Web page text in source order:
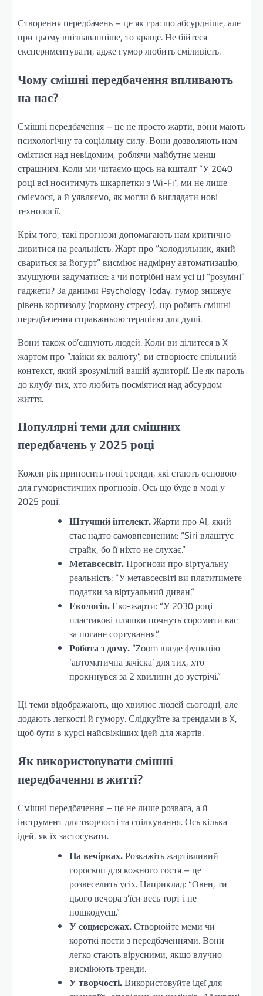
Створення передбачень – це як гра: що абсурдніше, але
при цьому впізнаванніше, то краще. Не бійтеся
експериментувати, адже гумор любить сміливість.
Чому смішні передбачення впливають
на нас?
Смішні передбачення – це не просто жарти, вони мають
психологічну та соціальну силу. Вони дозволяють нам
сміятися над невідомим, роблячи майбутнє менш
страшним. Коли ми читаємо щось на кшталт “У 2040
році всі носитимуть шкарпетки з Wi-Fi”, ми не лише
сміємося, а й уявляємо, як могли б виглядати нові
технології.
Крім того, такі прогнози допомагають нам критично
дивитися на реальність. Жарт про “холодильник, який
свариться за йогурт” висміює надмірну автоматизацію,
змушуючи задуматися: а чи потрібні нам усі ці “розумні”
гаджети? За даними Psychology Today, гумор знижує
рівень кортизолу (гормону стресу), що робить смішні
передбачення справжньою терапією для душі.
Вони також об’єднують людей. Коли ви ділитеся в X
жартом про “лайки як валюту”, ви створюєте спільний
контекст, який зрозумілий вашій аудиторії. Це як пароль
до клубу тих, хто любить посміятися над абсурдом
життя.
Популярні теми для смішних
передбачень у 2025 році
Кожен рік приносить нові тренди, які стають основою
для гумористичних прогнозів. Ось що буде в моді у
2025 році.
Штучний інтелект.Жарти про AI, який
стає надто самовпевненим: “Siri влаштує
страйк, бо її ніхто не слухає.”
Метавсесвіт.Прогнози про віртуальну
реальність: “У метавсесвіті ви платитимете
податки за віртуальний диван.”
Екологія.Еко-жарти: “У 2030 році
пластикові пляшки почнуть соромити вас
за погане сортування.”
Робота з дому. “Zoom введе функцію
‘автоматична зачіска’ для тих, хто
прокинувся за 2 хвилини до зустрічі.”
Ці теми відображають, що хвилює людей сьогодні, але
додають легкості й гумору. Слідкуйте за трендами в X,
щоб бути в курсі найсвіжіших ідей для жартів.
Як використовувати смішні
передбачення в житті?
Смішні передбачення – це не лише розвага, а й
інструмент для творчості та спілкування. Ось кілька
ідей, як їх застосувати.
На вечірках.Розкажіть жартівливий
гороскоп для кожного гостя – це
розвеселить усіх. Наприклад: “Овен, ти
цього вечора з’їси весь торт і не
пошкодуєш.”
У соцмережах.Створюйте меми чи
короткі пости з передбаченнями. Вони
легко стають вірусними, якщо влучно
висміюють тренди.
У творчості.Використовуйте ідеї для